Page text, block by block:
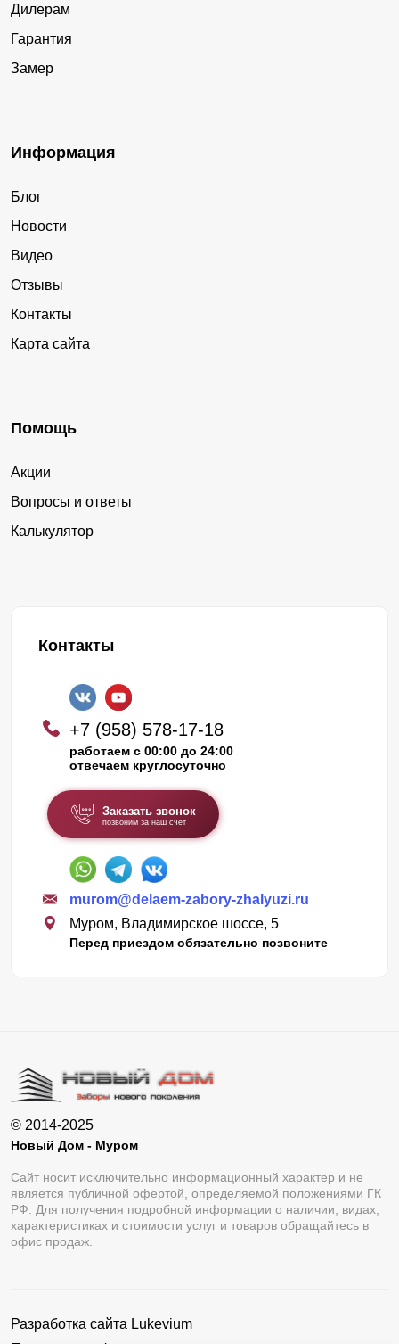
Дилерам
Гарантия
Замер
Информация
Блог
Новости
Видео
Отзывы
Контакты
Карта сайта
Помощь
Акции
Вопросы и ответы
Калькулятор
Контакты
+7 (958) 578-17-18
работаем с 00:00 до 24:00
отвечаем круглосуточно
Заказать звонок
позвоним за наш счет
murom@delaem-zabory-zhalyuzi.ru
Муром, Владимирское шоссе, 5
Перед приездом обязательно позвоните
© 2014-2025
Новый Дом - Муром
Сайт носит исключительно информационный характер и не
является публичной офертой, определяемой положениями ГК
РФ. Для получения подробной информации о наличии, видах,
характеристиках и стоимости услуг и товаров обращайтесь в
офис продаж.
Разработка сайта Lukevium